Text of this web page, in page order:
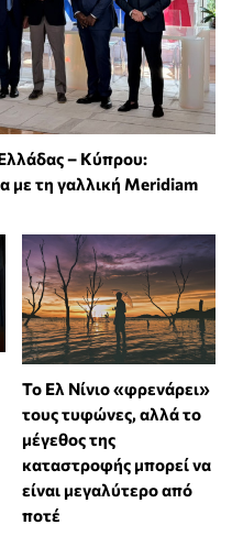
– Κύπρου:
τη γαλλική Meridiam
Το Ελ Νίνιο «φρενάρει»
τους τυφώνες, αλλά το
μέγεθος της
καταστροφής μπορεί να
είναι μεγαλύτερο από
ποτέ